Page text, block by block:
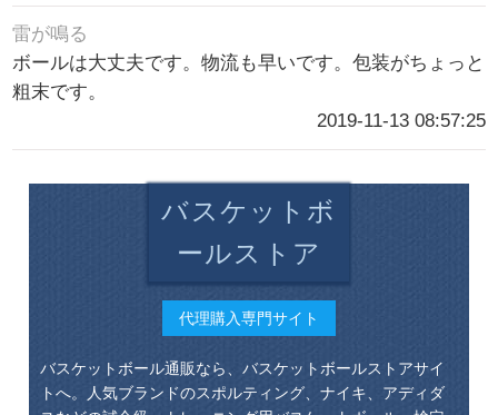
雷が鳴る
ボールは大丈夫です。物流も早いです。包装がちょっと
粗末です。
2019-11-13 08:57:25
バスケットボ
ールストア
代理購入専門サイト
バスケットボール通販なら、バスケットボールストアサイ
トへ。人気ブランドのスポルティング、ナイキ、アディダ